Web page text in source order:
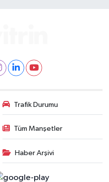
Trafik Durumu
Tüm Manşetler
Haber Arşivi